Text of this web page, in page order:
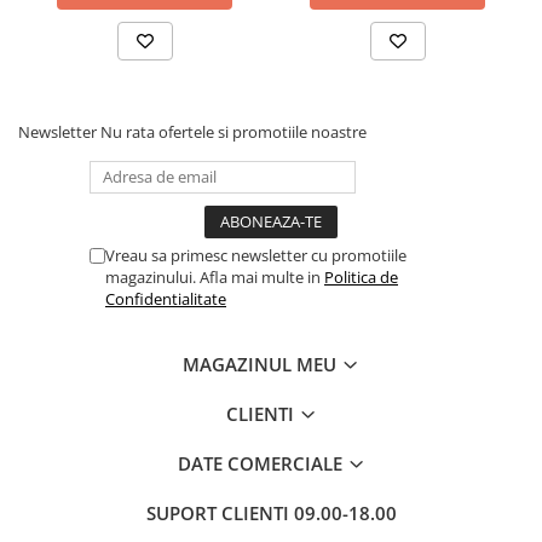
Newsletter Nu rata ofertele si promotiile noastre
Vreau sa primesc newsletter cu promotiile
magazinului. Afla mai multe in Politica de
Confidentialitate
MAGAZINUL MEU
CLIENTI
DATE COMERCIALE
SUPORT CLIENTI 09.00-18.00